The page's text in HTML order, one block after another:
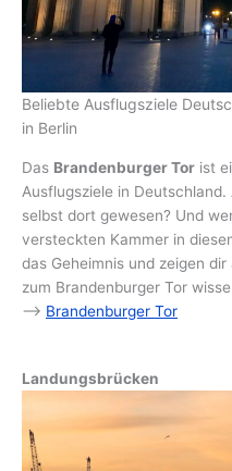
Beliebte Ausflugsziele
in Berlin
Das Brandenburger Tor ist
Ausflugsziele in
selbst dort gewesen? Und
versteckten Kammer in
das Geheimnis und zeigen
zum Brandenburger Tor
–> Brandenburger Tor
Landungsbrücken